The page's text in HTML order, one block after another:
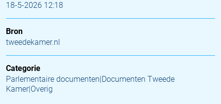
18-5-2026 12:18
Bron
tweedekamer.nl
Categorie
Parlementaire documenten|Documenten Tweede
Kamer|Overig